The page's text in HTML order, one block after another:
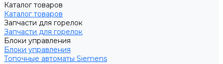
Каталог товаров
Каталог товаров
Запчасти для горелок
Запчасти для горелок
Блоки управления
Блоки управления
Топочные автоматы Siemens